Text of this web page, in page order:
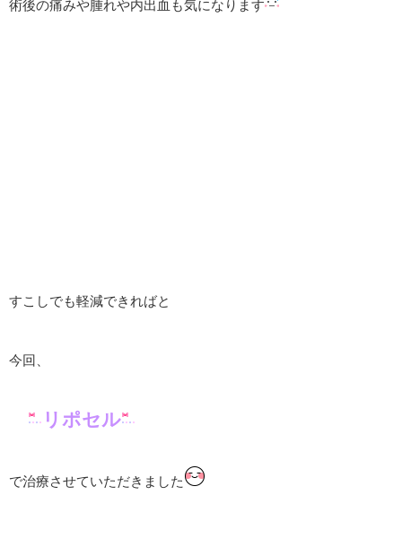
術後の痛みや腫れや内出血も気になります
すこしでも軽減できればと
今回、
リポセル
で治療させていただきました